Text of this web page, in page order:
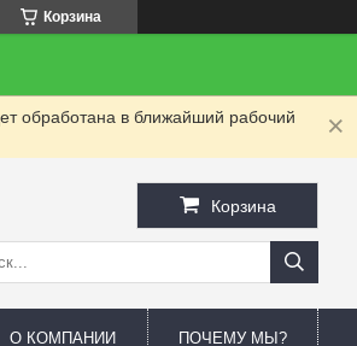
Корзина
обработана в ближайший рабочий
Корзина
О КОМПАНИИ ПОЧЕМУ МЫ?